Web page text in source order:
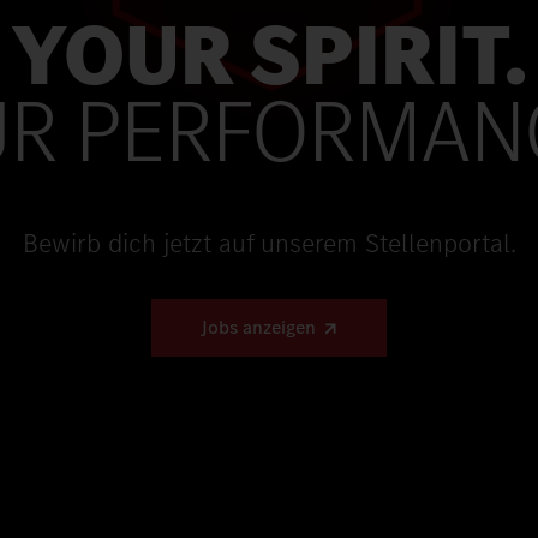
YOUR SPIRIT.
Bewirb dich jetzt auf unserem Stellenportal.
Jobs anzeigen